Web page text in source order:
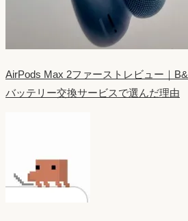
AirPods Max 2ファーストレビュー｜
バッテリー交換サービスで選んだ理由